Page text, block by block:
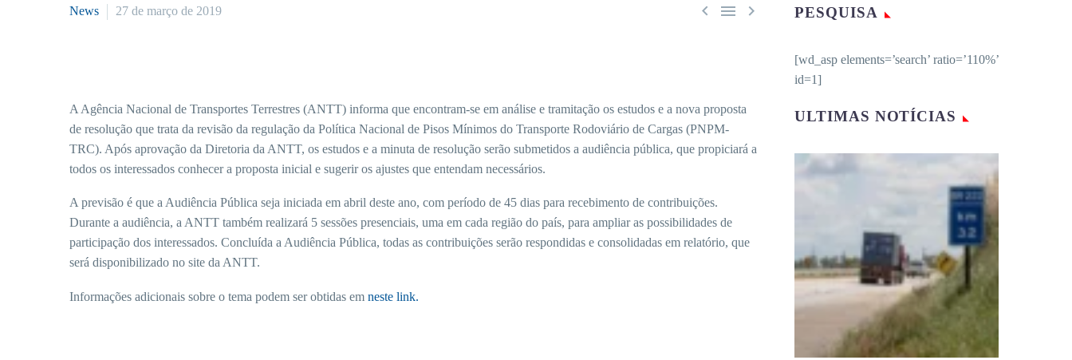
  
News 27 de março de 2019
A Agência Nacional de Transportes Terrestres (ANTT) informa que encontram-se em análise e tramitação os estudos e a nova proposta
de resolução que trata da revisão da regulação da Política Nacional de Pisos Mínimos do Transporte Rodoviário de Cargas (PNPM-
TRC). Após aprovação da Diretoria da ANTT, os estudos e a minuta de resolução serão submetidos a audiência pública, que propiciará a
todos os interessados conhecer a proposta inicial e sugerir os ajustes que entendam necessários.
A previsão é que a Audiência Pública seja iniciada em abril deste ano, com período de 45 dias para recebimento de contribuições.
Durante a audiência, a ANTT também realizará 5 sessões presenciais, uma em cada região do país, para ampliar as possibilidades de
participação dos interessados. Concluída a Audiência Pública, todas as contribuições serão respondidas e consolidadas em relatório, que
será disponibilizado no site da ANTT.
Informações adicionais sobre o tema podem ser obtidas em neste link.
PESQUISA
[wd_asp elements=’search’ ratio=’110%’
id=1]
ULTIMAS NOTÍCIAS